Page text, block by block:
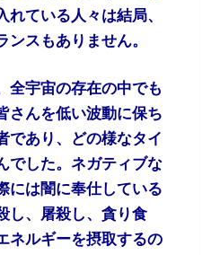
ている人々は結局、
スもありません。
全宇宙の存在の中でも
さんを低い波動に保ち
であり、どの様なタイ
でした。ネガティブな
には闇に奉仕している
し、屠殺し、貪り食
ネルギーを摂取するの